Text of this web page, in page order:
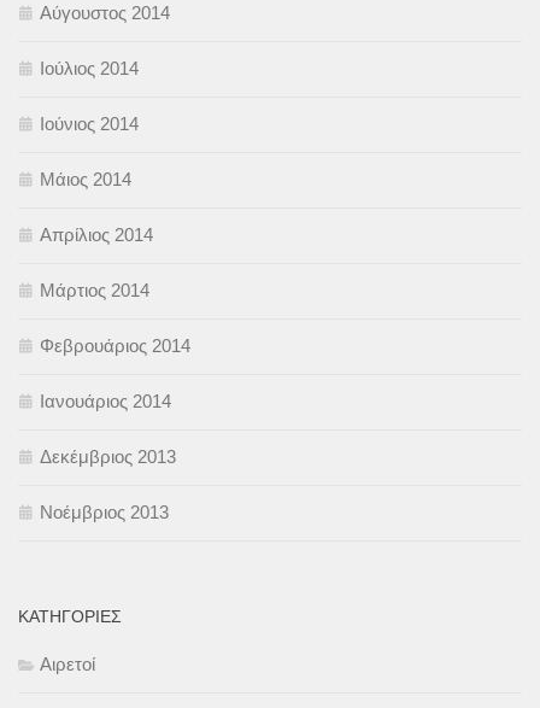
Αύγουστος 2014
Ιούλιος 2014
Ιούνιος 2014
Μάιος 2014
Απρίλιος 2014
Μάρτιος 2014
Φεβρουάριος 2014
Ιανουάριος 2014
Δεκέμβριος 2013
Νοέμβριος 2013
KΑΤΗΓΟΡΊΕΣ
Αιρετοί